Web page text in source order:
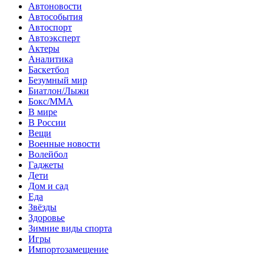
Автоновости
Автособытия
Автоспорт
Автоэксперт
Актеры
Аналитика
Баскетбол
Безумный мир
Биатлон/Лыжи
Бокс/MMA
В мире
В России
Вещи
Военные новости
Волейбол
Гаджеты
Дети
Дом и сад
Еда
Звёзды
Здоровье
Зимние виды спорта
Игры
Импортозамещение